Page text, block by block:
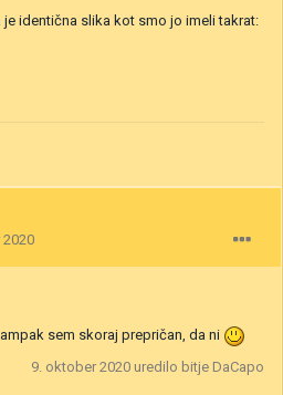
identična slika kot smo jo imeli takrat:
sem skoraj prepričan, da ni
9. oktober 2020 uredilo bitje DaCapo